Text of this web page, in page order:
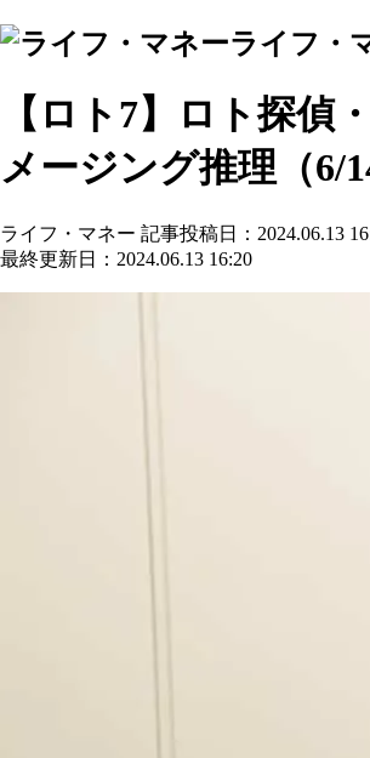
ライフ・
【ロト7】ロト探偵
メージング推理（6/
ライフ・マネー 記事投稿日：2024.06.13
最終更新日：2024.06.13 16:20